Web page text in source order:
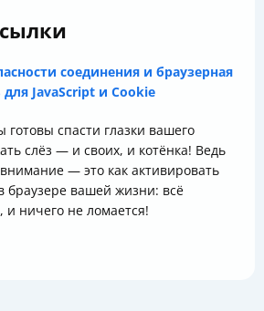
соединения и браузерная
JavaScript и Cookie
спасти глазки вашего
слёз — и своих, и котёнка! Ведь
— это как активировать
браузере вашей жизни: всё
и ничего не ломается!